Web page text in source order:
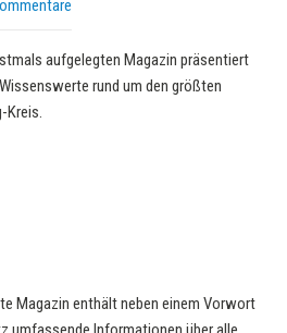
aufgelegten Magazin präsentiert
rund um den größten
Kreis.
Magazin enthält neben einem Vorwort